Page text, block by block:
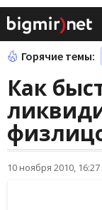
Горячие темы:
Как
10 ноября 2010, 16:27